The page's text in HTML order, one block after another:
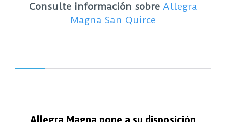
Consulte información sobreAllegra
Magna San Quirce
Allegra Magna pone a su disposición